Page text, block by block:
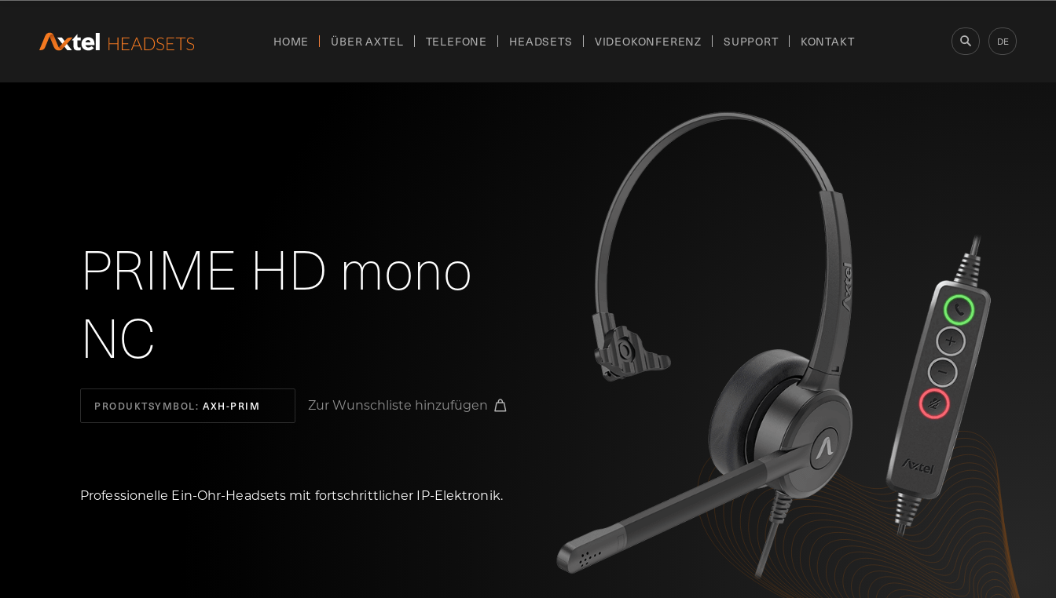
HOME ÜBER AXTEL TELEFONE HEADSETS VIDEOKONFERENZ SUPPORT KONTAKT DE
PRIME HD mono
NC
PRODUKTSYMBOL: AXH-PRIM Zur Wunschliste hinzufügen
Professionelle Ein-Ohr-Headsets mit fortschrittlicher IP-Elektronik.